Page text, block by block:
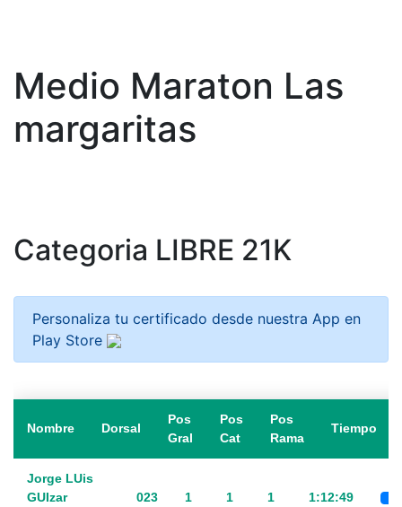
Medio Maraton Las
margaritas
Categoria LIBRE 21K
Personaliza tu certificado desde nuestra App en
Play Store
Nombre Dorsal
Pos
Gral
Pos
Cat
Pos
Rama
Tiempo
Jorge LUis
GUIzar
023 1 1 1 1:12:49